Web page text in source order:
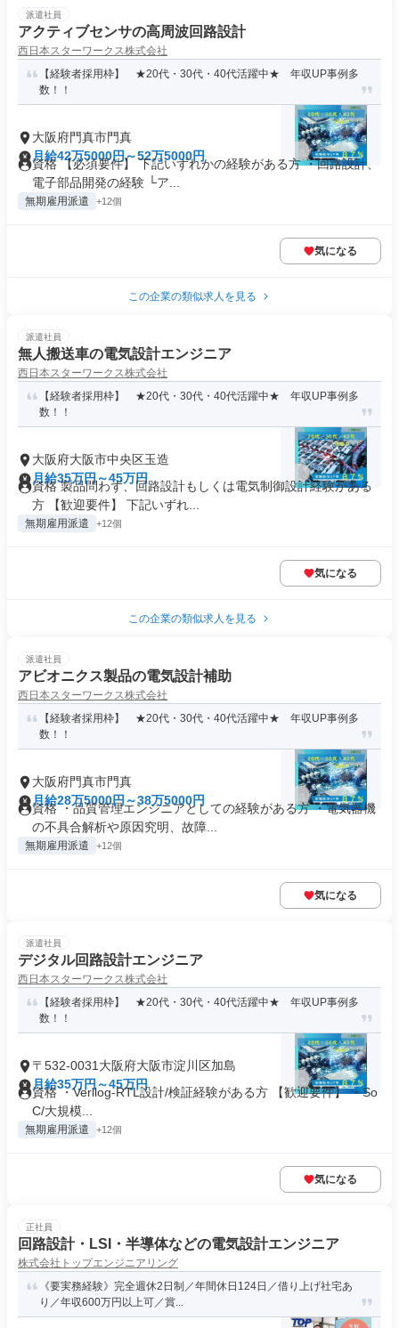
派遣社員
アクティブセンサの高周波回路設計
西日本スターワークス株式会社
【経験者採用枠】 ★20代・30代・40代活躍中★ 年収UP事例多
数！！
大阪府門真市門真
月給42万5000円～52万5000円
資格 【必須要件】 下記いずれかの経験がある方 ・回路設計、
電子部品開発の経験 └ア...
無期雇用派遣 +12個
気になる
この企業の類似求人を見る
派遣社員
無人搬送車の電気設計エンジニア
西日本スターワークス株式会社
【経験者採用枠】 ★20代・30代・40代活躍中★ 年収UP事例多
数！！
大阪府大阪市中央区玉造
月給35万円～45万円
資格 製品問わず、回路設計もしくは電気制御設計経験がある
方 【歓迎要件】 下記いずれ...
無期雇用派遣 +12個
気になる
この企業の類似求人を見る
派遣社員
アビオニクス製品の電気設計補助
西日本スターワークス株式会社
【経験者採用枠】 ★20代・30代・40代活躍中★ 年収UP事例多
数！！
大阪府門真市門真
月給28万5000円～38万5000円
資格 ・品質管理エンジニアとしての経験がある方 ・電気器機
の不具合解析や原因究明、故障...
無期雇用派遣 +12個
気になる
派遣社員
デジタル回路設計エンジニア
西日本スターワークス株式会社
【経験者採用枠】 ★20代・30代・40代活躍中★ 年収UP事例多
数！！
〒532-0031大阪府大阪市淀川区加島
月給35万円～45万円
資格 ・Verilog-RTL設計/検証経験がある方 【歓迎要件】 ・So
C/大規模...
無期雇用派遣 +12個
気になる
正社員
回路設計・LSI・半導体などの電気設計エンジニア
株式会社トップエンジニアリング
《要実務経験》完全週休2日制／年間休日124日／借り上げ社宅あ
り／年収600万円以上可／賞...